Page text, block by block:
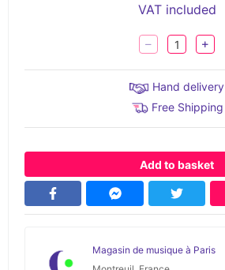
VAT included
Hand delivery
Free Shipping
Add to basket
Magasin de musique à Paris